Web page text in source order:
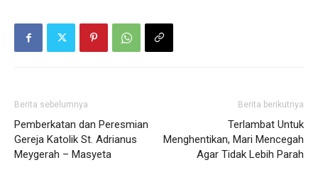
Berita sebelumnya
Pemberkatan dan Peresmian
Gereja Katolik St. Adrianus
Meygerah – Masyeta
Berita berikutnya
Terlambat Untuk
Menghentikan, Mari Mencegah
Agar Tidak Lebih Parah